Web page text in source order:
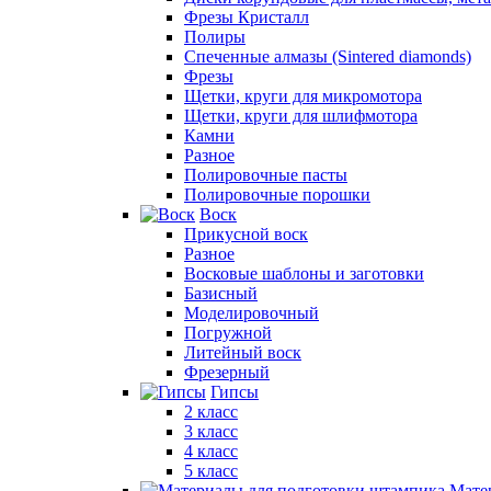
Фрезы Кристалл
Полиры
Спеченные алмазы (Sintered diamonds)
Фрезы
Щетки, круги для микромотора
Щетки, круги для шлифмотора
Камни
Разное
Полировочные пасты
Полировочные порошки
Воск
Прикусной воск
Разное
Восковые шаблоны и заготовки
Базисный
Моделировочный
Погружной
Литейный воск
Фрезерный
Гипсы
2 класс
3 класс
4 класс
5 класс